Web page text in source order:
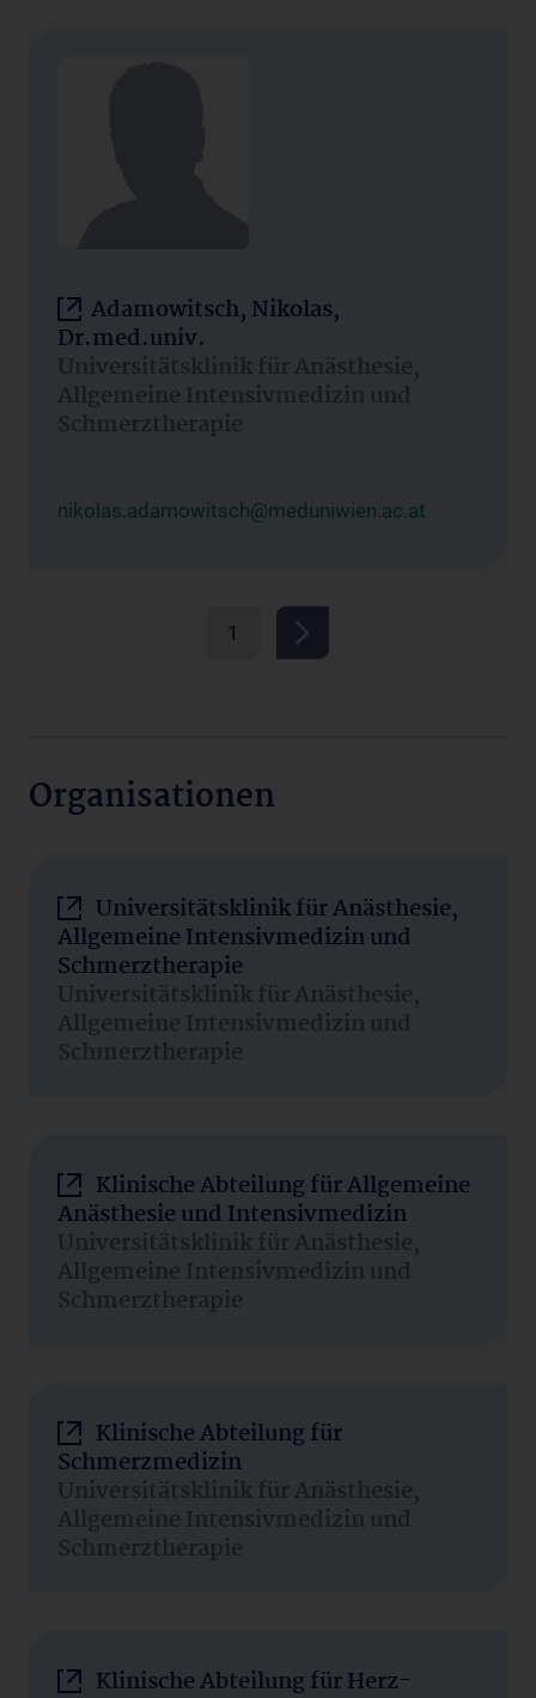
Adamowitsch, Nikolas,
Dr.med.univ.
Universitätsklinik für Anästhesie,
Allgemeine Intensivmedizin und
Schmerztherapie
nikolas.adamowitsch@meduniwien.ac.at
1
Organisationen
Universitätsklinik für Anästhesie,
Allgemeine Intensivmedizin und
Schmerztherapie
Universitätsklinik für Anästhesie,
Allgemeine Intensivmedizin und
Schmerztherapie
Klinische Abteilung für Allgemeine
Anästhesie und Intensivmedizin
Universitätsklinik für Anästhesie,
Allgemeine Intensivmedizin und
Schmerztherapie
Klinische Abteilung für
Schmerzmedizin
Universitätsklinik für Anästhesie,
Allgemeine Intensivmedizin und
Schmerztherapie
Klinische Abteilung für Herz-